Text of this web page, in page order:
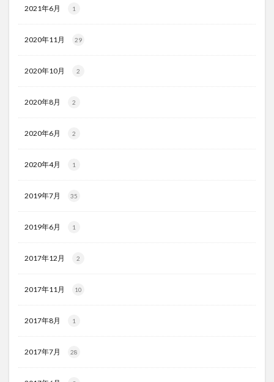
2021年6月 1
2020年11月 29
2020年10月 2
2020年8月 2
2020年6月 2
2020年4月 1
2019年7月 35
2019年6月 1
2017年12月 2
2017年11月 10
2017年8月 1
2017年7月 28